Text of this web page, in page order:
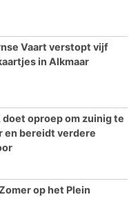
Vaart verstopt vijf
in Alkmaar
doet oproep om zuinig te
en bereidt verdere
op het Plein